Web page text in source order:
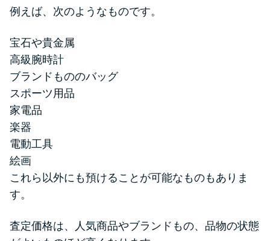
例えば、次のようなものです。
宝石や貴金属
高級腕時計
ブランドもののバッグ
スポーツ用品
家電品
楽器
電動工具
絵画
これら以外にも預けることが可能なものもありま
す。
査定価格は、人気商品やブランドもの、品物の状態